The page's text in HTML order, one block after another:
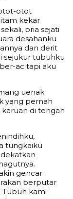
otot
kekar
pria sejati
desahanku
dan derit
sejukur tubuhku
ac tapi aku
uenak
yang pernah
di tengah
tungkaiku
gencar
berputar
Tubuh kami